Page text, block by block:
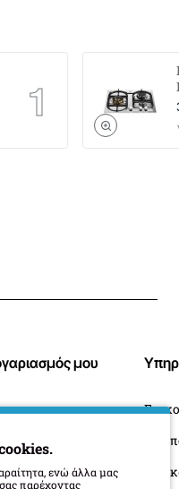
μου
Παραγγελιών
ενώ άλλα μας
παρέχοντας